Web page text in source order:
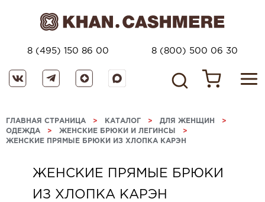
8 (495) 150 86 00 8 (800) 500 06 30
ГЛАВНАЯ СТРАНИЦА > КАТАЛОГ > ДЛЯ ЖЕНЩИН >
ОДЕЖДА > ЖЕНСКИЕ БРЮКИ И ЛЕГИНСЫ >
ЖЕНСКИЕ ПРЯМЫЕ БРЮКИ ИЗ ХЛОПКА КАРЭН
ЖЕНСКИЕ ПРЯМЫЕ БРЮКИ
ИЗ ХЛОПКА КАРЭН